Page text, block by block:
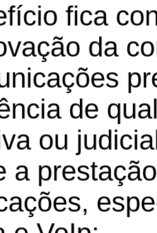
fica
da
de
ou
a